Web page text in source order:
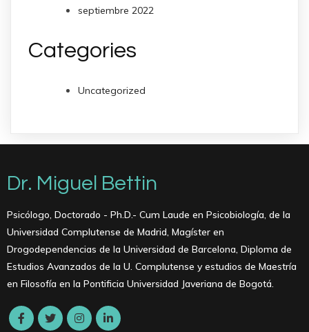
septiembre 2022
Categories
Uncategorized
Dr. Miguel Bettin
Psicólogo, Doctorado - Ph.D.- Cum Laude en Psicobiología, de la
Universidad Complutense de Madrid, Magíster en
Drogodependencias de la Universidad de Barcelona, ​​Diploma de
Estudios Avanzados de la U. Complutense y estudios de Maestría
en Filosofía en la Pontificia Universidad Javeriana de Bogotá.